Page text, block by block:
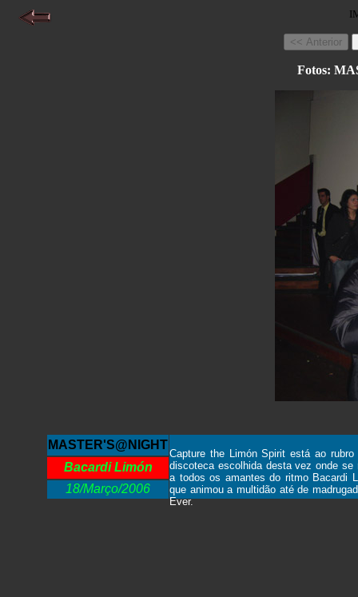
MASTER'S@NIGHT
Bacardi Limón
18/Março/2006
Fotos:
Capture the Limón Spirit está ao
discoteca escolhida desta vez onde
a todos os amantes do ritmo Bacardi
que animou a multidão até de
Ever.